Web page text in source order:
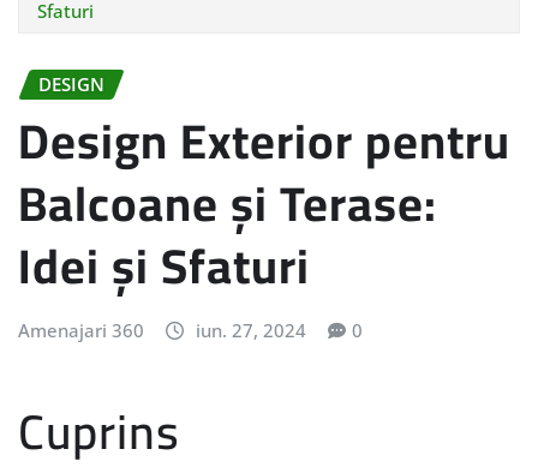
Sfaturi
DESIGN
Design Exterior pentru
Balcoane și Terase:
Idei și Sfaturi
Amenajari 360 iun. 27, 2024 0
Cuprins